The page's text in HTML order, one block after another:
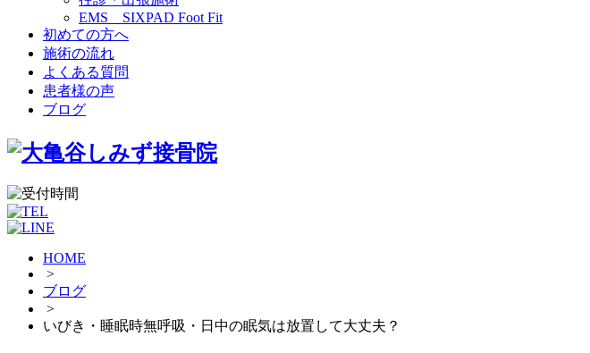
EMS SIXPAD Foot Fit
初めての方へ
施術の流れ
よくある質問
患者様の声
ブログ
HOME
>
ブログ
>
いびき・睡眠時無呼吸・日中の眠気は放置して大丈夫？